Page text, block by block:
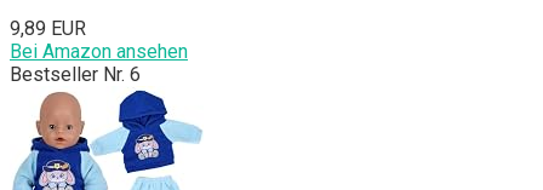
9,89 EUR
Bei Amazon ansehen
Bestseller Nr. 6